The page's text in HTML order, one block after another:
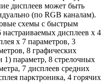
дисплеев может быть
(по RGB каналам).
схемы с быстрым
дисплеев х 4
х 7 параметров, 3
8 графических
1) параметр, 8 стрелочных
7 дисплеев средних
парктроника, 4 горячих